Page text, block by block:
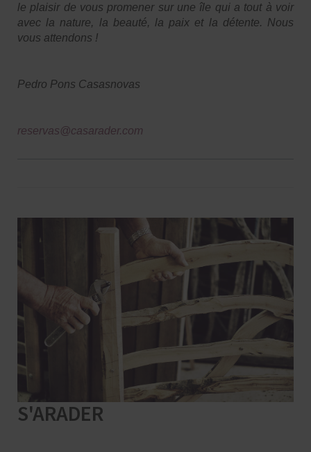
le plaisir de vous promener sur une île qui a tout à voir
avec la nature, la beauté, la paix et la détente. Nous
vous attendons !
Pedro Pons Casasnovas
reservas@casarader.com
S'ARADER